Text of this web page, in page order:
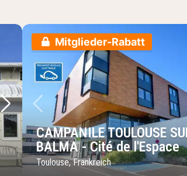
Nächstes Bild
Mitglieder-Rabatt
Vorheriges Bild
CAMPANILE TOULOUSE
BALMA - Cité de l'Espace
Toulouse, Frankreich